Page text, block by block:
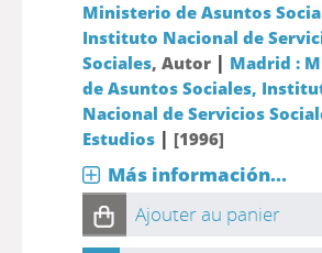
Ministerio de Asuntos
Instituto Nacional de
Sociales, Autor | Madrid :
de Asuntos Sociales,
Nacional de Servicios
Estudios| [1996]
Más información...
Ajouter au panier